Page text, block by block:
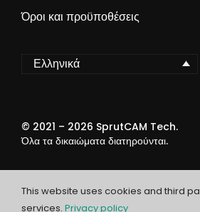
Όροι και προϋποθέσεις
Ελληνικά
© 2021 – 2026 SprutCAM Tech.
Όλα τα δικαιώματα διατηρούνται.
This website uses cookies and third
services. Privacy policy